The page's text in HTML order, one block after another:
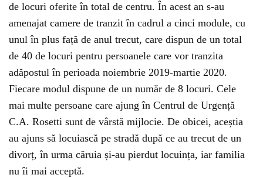
de locuri oferite în total de centru. În acest an s-au
amenajat camere de tranzit în cadrul a cinci module, cu
unul în plus față de anul trecut, care dispun de un total
de 40 de locuri pentru persoanele care vor tranzita
adăpostul în perioada noiembrie 2019-martie 2020.
Fiecare modul dispune de un număr de 8 locuri. Cele
mai multe persoane care ajung în Centrul de Urgență
C.A. Rosetti sunt de vârstă mijlocie. De obicei, aceștia
au ajuns să locuiască pe stradă după ce au trecut de un
divorț, în urma căruia și-au pierdut locuința, iar familia
nu îi mai acceptă.